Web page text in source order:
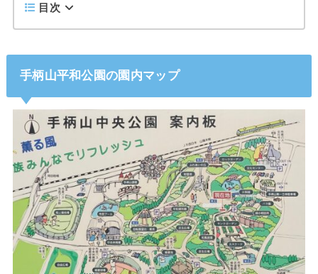
目次
手柄山平和公園の園内マップ